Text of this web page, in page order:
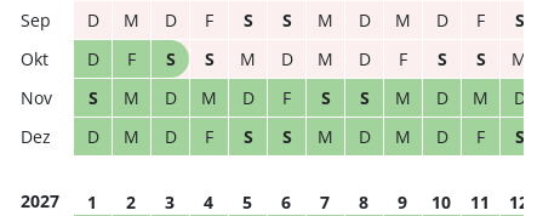
D
M D F S S M D M D F
S
D
F S S M D M D F S S
M
S
M D M D F S S M D M
D
D
M D F S S M D M D F S
2027 1 2 3 4 5 6 7 8 9 10 11
12